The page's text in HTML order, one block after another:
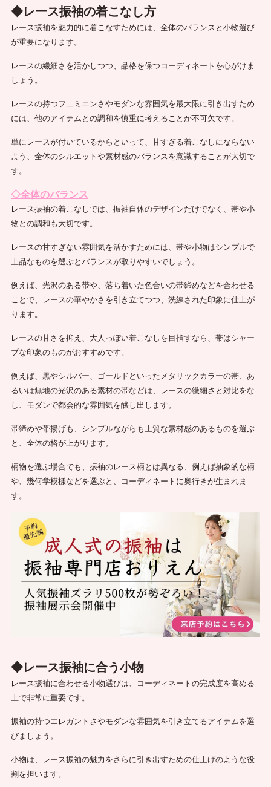
◆レース振袖の着こなし方
レース振袖を魅力的に着こなすためには、全体のバランスと小物選び
が重要になります。
レースの繊細さを活かしつつ、品格を保つコーディネートを心がけま
しょう。
レースの持つフェミニンさやモダンな雰囲気を最大限に引き出すため
には、他のアイテムとの調和を慎重に考えることが不可欠です。
単にレースが付いているからといって、甘すぎる着こなしにならない
よう、全体のシルエットや素材感のバランスを意識することが大切で
す。
◇全体のバランス
レース振袖の着こなしでは、振袖自体のデザインだけでなく、帯や小
物との調和も大切です。
レースの甘すぎない雰囲気を活かすためには、帯や小物はシンプルで
上品なものを選ぶとバランスが取りやすいでしょう。
例えば、光沢のある帯や、落ち着いた色合いの帯締めなどを合わせる
ことで、レースの華やかさを引き立てつつ、洗練された印象に仕上が
ります。
レースの甘さを抑え、大人っぽい着こなしを目指すなら、帯はシャー
プな印象のものがおすすめです。
例えば、黒やシルバー、ゴールドといったメタリックカラーの帯、あ
るいは無地の光沢のある素材の帯などは、レースの繊細さと対比をな
し、モダンで都会的な雰囲気を醸し出します。
帯締めや帯揚げも、シンプルながらも上質な素材感のあるものを選ぶ
と、全体の格が上がります。
柄物を選ぶ場合でも、振袖のレース柄とは異なる、例えば抽象的な柄
や、幾何学模様などを選ぶと、コーディネートに奥行きが生まれま
す。
◆レース振袖に合う小物
レース振袖に合わせる小物選びは、コーディネートの完成度を高める
上で非常に重要です。
振袖の持つエレガントさやモダンな雰囲気を引き立てるアイテムを選
びましょう。
小物は、レース振袖の魅力をさらに引き出すための仕上げのような役
割を担います。